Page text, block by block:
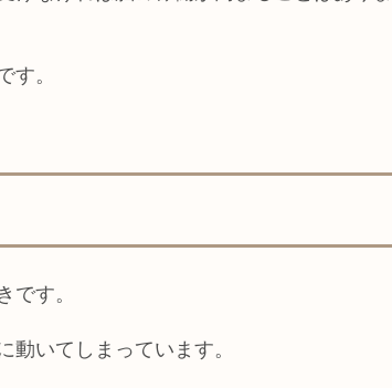
す。
です。
いてしまっています。